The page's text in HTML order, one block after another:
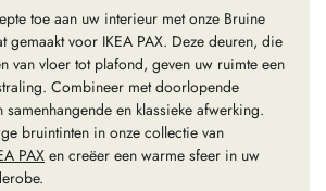
toe aan uw interieur met onze Bruine
gemaakt voor IKEA PAX. Deze deuren, die
van vloer tot plafond, geven uw ruimte een
Combineer met doorlopende
en klassieke afwerking.
bruintinten in onze collectie van
PAX en creëer een warme sfeer in uw